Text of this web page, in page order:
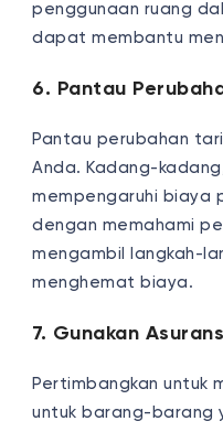
penggunaan ruang
dapat membantu
6. Pantau
Pantau perubahan
Anda. Kadang-
mempengaruhi biaya
dengan memahami
mengambil langkah-
menghemat biaya.
7. Gunakan
Pertimbangkan untuk
untuk barang-barang